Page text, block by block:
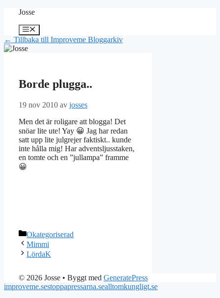
Hoppa
innehåll
Josse
Meny
← Tillbaka till Improveme Bloggarkiv
Borde plugga..
19 nov 2010 av josses
Men det är roligare att blogga! Det
snöar lite ute! Yay 😀 Jag har redan
satt upp lite julgrejer faktiskt.. kunde
inte hålla mig! Har adventsljusstaken,
en tomte och en ”jullampa” framme
😀
Kategorier
Okategoriserad
Mimmi
LördaK
© 2026 Josse • Byggt med GeneratePress
improveme.sestoppapressarna.sealltomkungligt.se